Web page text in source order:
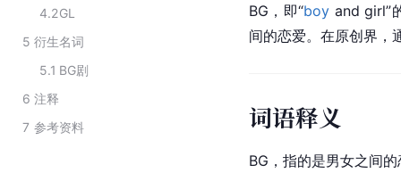
4.2GL
5 衍生名词
5.1 BG剧
6 注释
7 参考资料
BG，即“boy and girl”
间的恋爱。在原创界，
词语释义
BG，指的是男女之间